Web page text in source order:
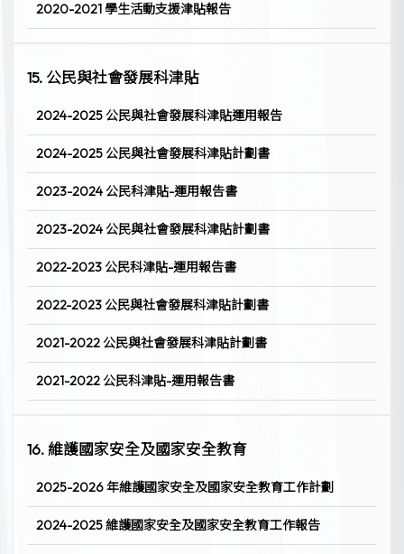
2020-2021 學生活動支援津貼報告
15. 公民與社會發展科津貼
2024-2025 公民與社會發展科津貼運用報告
2024-2025 公民與社會發展科津貼計劃書
2023-2024 公民科津貼-運用報告書
2023-2024 公民與社會發展科津貼計劃書
2022-2023 公民科津貼-運用報告書
2022-2023 公民與社會發展科津貼計劃書
2021-2022 公民與社會發展科津貼計劃書
2021-2022 公民科津貼-運用報告書
16. 維護國家安全及國家安全教育
2025-2026 年維護國家安全及國家安全教育工作計劃
2024-2025 維護國家安全及國家安全教育工作報告